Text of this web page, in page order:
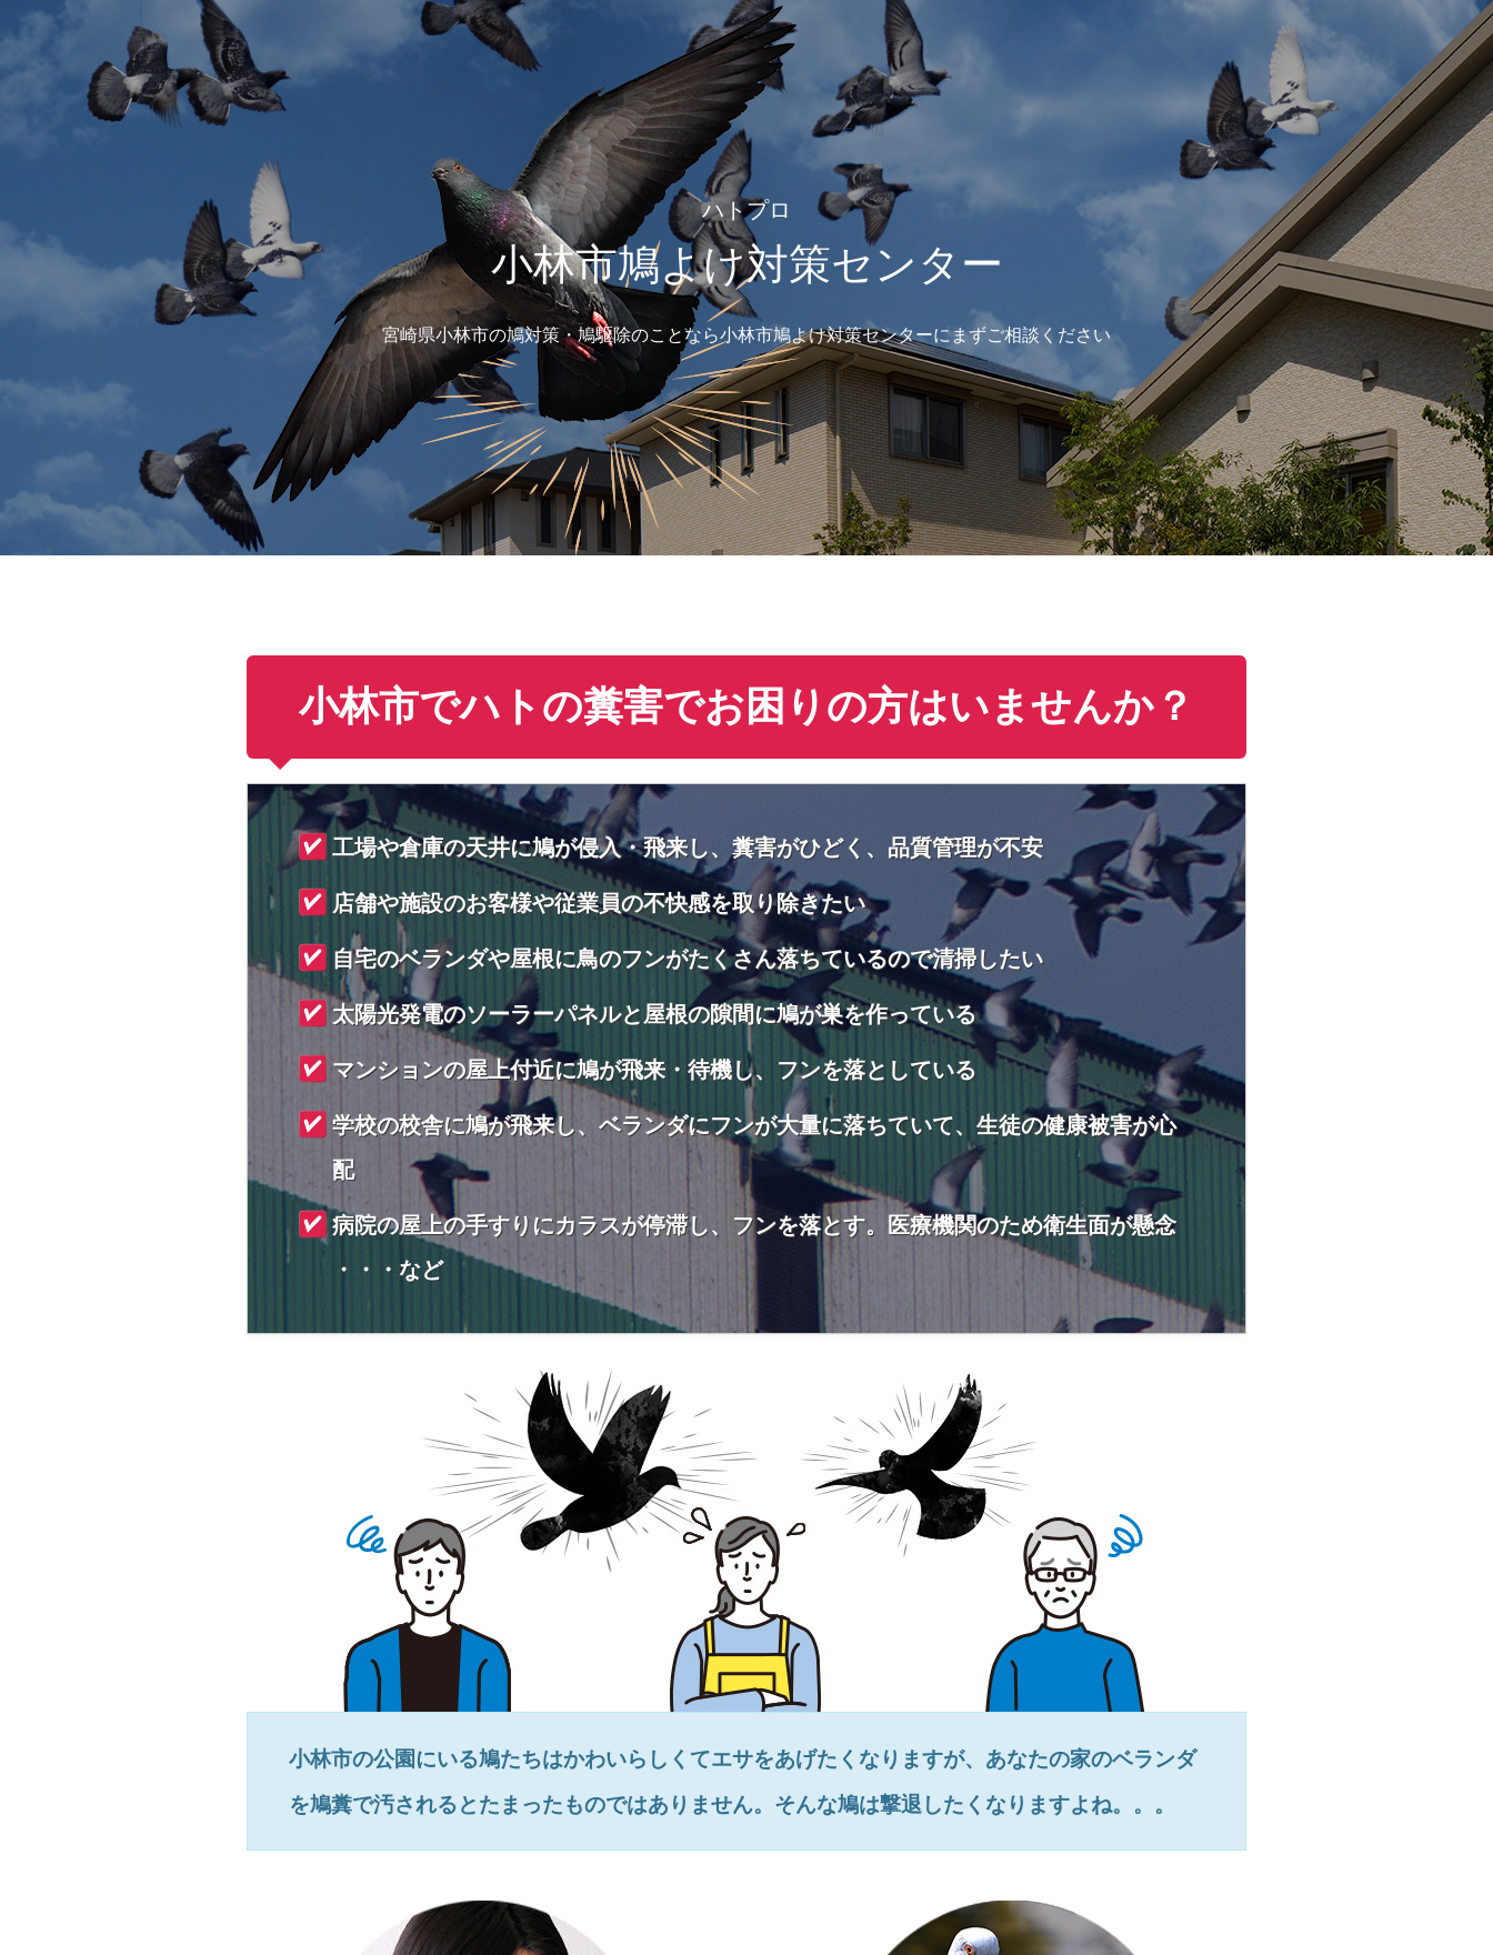
ハトプロ
小林市鳩よけ対策センター
宮崎県小林市の鳩対策・鳩駆除のことなら小林市鳩よけ対策センターにまずご相談ください
小林市でハトの糞害でお困りの方はいませんか？
工場や倉庫の天井に鳩が侵入・飛来し、糞害がひどく、品質管理が不安
店舗や施設のお客様や従業員の不快感を取り除きたい
自宅のベランダや屋根に鳥のフンがたくさん落ちているので清掃したい
太陽光発電のソーラーパネルと屋根の隙間に鳩が巣を作っている
マンションの屋上付近に鳩が飛来・待機し、フンを落としている
学校の校舎に鳩が飛来し、ベランダにフンが大量に落ちていて、生徒の健康被害が心
配
病院の屋上の手すりにカラスが停滞し、フンを落とす。医療機関のため衛生面が懸念
・・・など
小林市の公園にいる鳩たちはかわいらしくてエサをあげたくなりますが、あなたの家のベランダ
を鳩糞で汚されるとたまったものではありません。そんな鳩は撃退したくなりますよね。。。